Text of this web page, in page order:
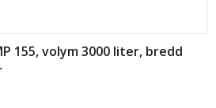
155, volym 3000 liter, bredd